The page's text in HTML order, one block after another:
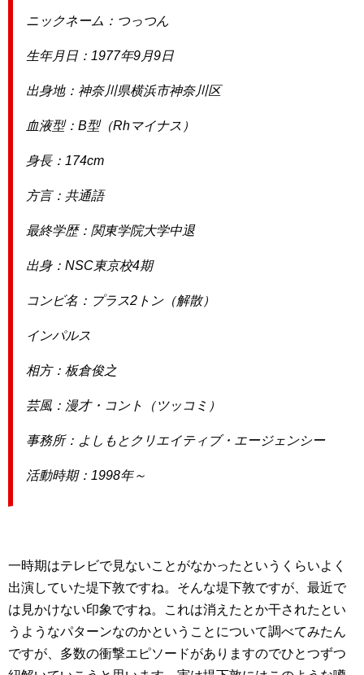
ニックネーム：つっつん
生年月日：1977年9月9日
出身地：神奈川県横浜市神奈川区
血液型：B型（Rhマイナス）
身長：174cm
方言：共通語
最終学歴：関東学院大学中退
出身：NSC東京校4期
コンビ名：プラス2トン（解散）
インパルス
相方：板倉俊之
芸風：漫才・コント（ツッコミ）
事務所：よしもとクリエイティブ・エージェンシー
活動時期：1998年～
一時期はテレビで見ないことがなかったというくらいよく
出演していた堤下敦ですね。そんな堤下敦ですが、最近で
は見かけない印象ですね。これは消えたとか干されたとい
うようなパターンなのかということについて調べてみたん
ですが、多数の衝撃エピソードがありますのでひとつずつ